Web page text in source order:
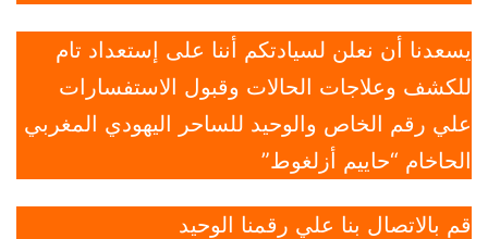
يسعدنا أن نعلن لسيادتكم أننا على إستعداد تام
للكشف وعلاجات الحالات وقبول الاستفسارات
علي رقم الخاص والوحيد للساحر اليهودي المغربي
الحاخام “حاييم أزلغوط”
قم بالاتصال بنا علي رقمنا الوحيد